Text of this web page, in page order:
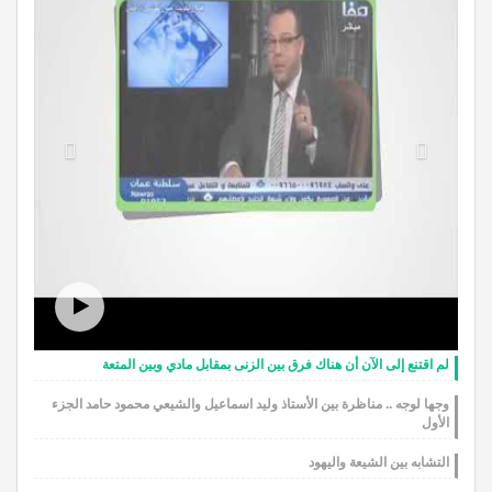
لم اقتنع إلى الآن أن هناك فرق بين الزنى بمقابل مادي وبين المتعة
وجها لوجه .. مناظرة بين الأستاذ وليد اسماعيل والشيعي محمود حامد الجزء
الأول
التشابه بين الشيعة واليهود